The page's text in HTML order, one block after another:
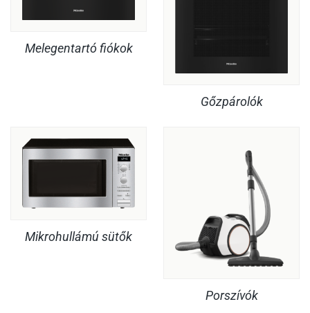
Melegentartó fiókok
Gőzpárolók
Mikrohullámú sütők
Porszívók